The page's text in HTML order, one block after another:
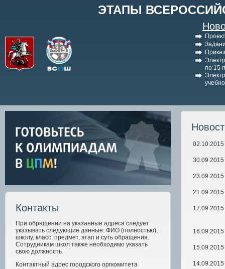
ЭТАПЫ
по 15
Контакты
При обращении на указанные адреса следует
указывать следующие данные: ФИО (полностью),
школу, класс, предмет, этап и суть обращения.
Сотрудникам школ также необходимо указать
свою должность.
Контактный адрес городского оргкомитета
02.10.2015
30.09.2015
23.09.2015
21.09.2015
17.09.2015
16.09.2015
15.09.2015
14.09.2015